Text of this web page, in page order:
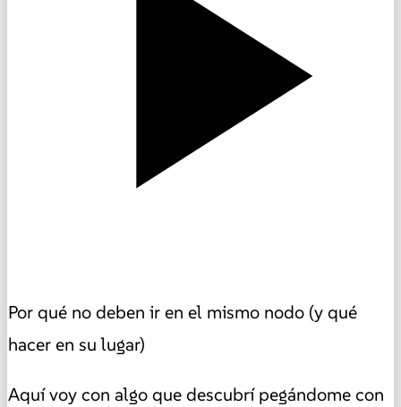
Por qué no deben ir en el mismo nodo (y qué
hacer en su lugar)
Aquí voy con algo que descubrí pegándome con